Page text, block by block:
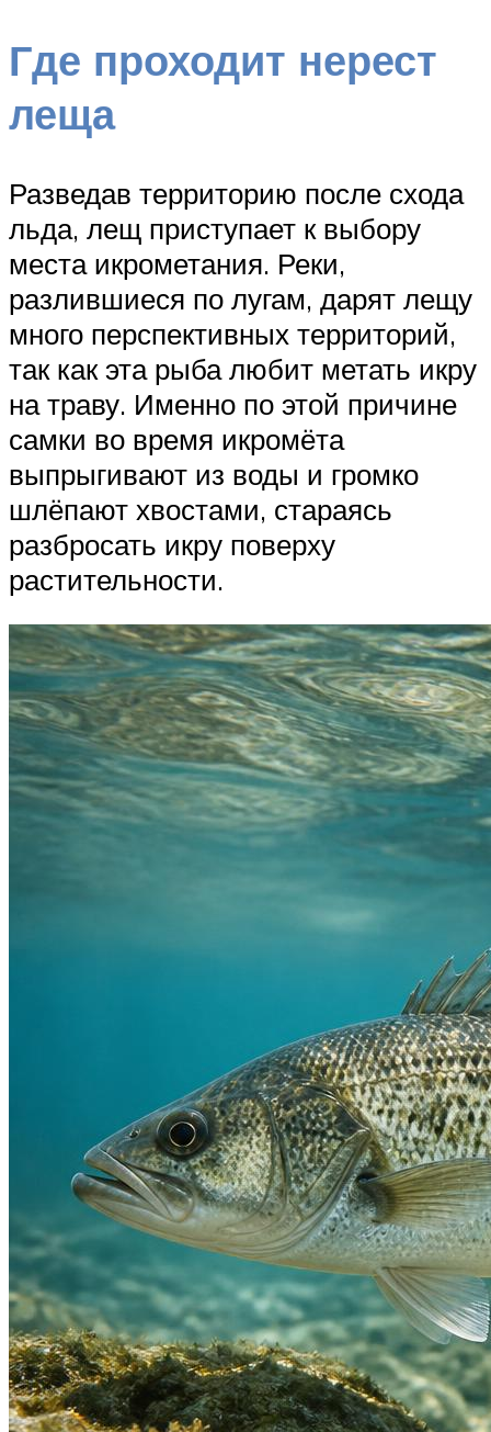
Где проходит нерест
леща
Разведав территорию после схода
льда, лещ приступает к выбору
места икрометания. Реки,
разлившиеся по лугам, дарят лещу
много перспективных территорий,
так как эта рыба любит метать икру
на траву. Именно по этой причине
самки во время икромёта
выпрыгивают из воды и громко
шлёпают хвостами, стараясь
разбросать икру поверху
растительности.